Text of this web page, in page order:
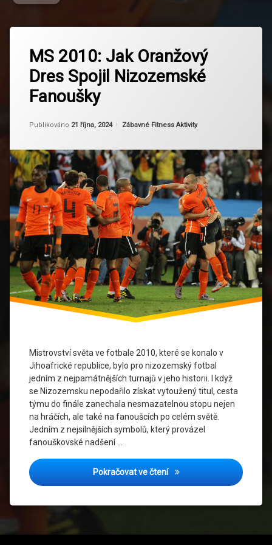
MS 2010: Jak Oranžový
Dres Spojil Nizozemské
Fanoušky
Publikováno 21 října, 2024
Aktualizováno 21 října, 2024
Od Ruby
Kategorie:
Zábavné Fitness Aktivity
Mistrovství světa ve fotbale 2010, které se konalo v
Jihoafrické republice, bylo pro nizozemský fotbal
jedním z nejpamátnějších turnajů v jeho historii. I když
se Nizozemsku nepodařilo získat vytoužený titul, cesta
týmu do finále zanechala nesmazatelnou stopu nejen
na hráčích, ale také na fanoušcích po celém světě.
Jedním z nejsilnějších symbolů, který provázel
fanouškovské nadšení …
Pokračovat ve čteníMS 2010: Jak Oranžový
Cesta
Do
Finále
komunita
Fotbalová
kultura
Fotbaloví
Fanoušci
Fotbaloví
Hrdinové
Historie
fotbalu
MS
2010
Národní
Identita
Nizozemská
Nizozemský
Fotbal
komentář
na
MS
2010:
Jak
Oranžový
Spojil
Fanoušky